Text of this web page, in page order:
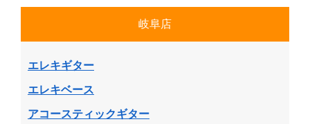
岐阜店
エレキギター
エレキベース
アコースティックギター